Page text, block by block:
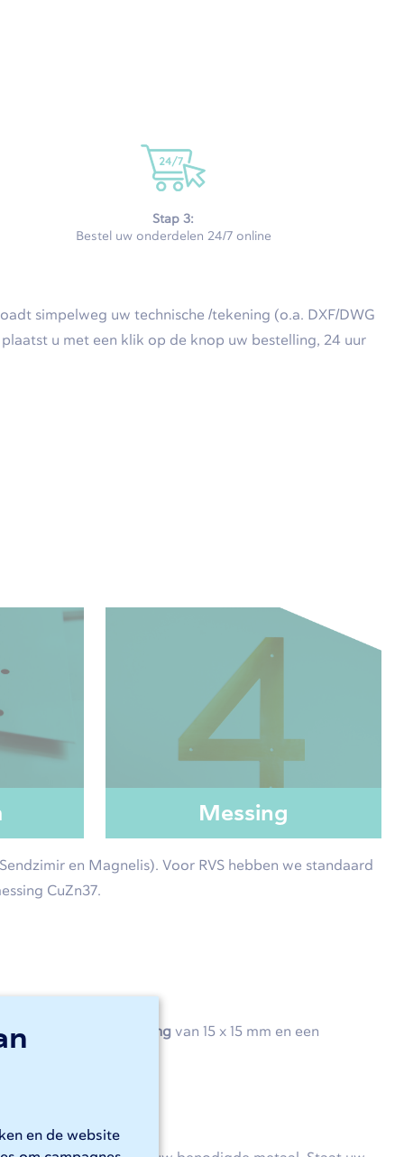
en de website
Stap 3:
Bestel uw onderdelen 24/7 online
simpelweg uw technische /tekening (o.a. DXF/DWG
u met een klik op de knop uw bestelling, 24 uur
Messing
en Magnelis). Voor RVS hebben we standaard
CuZn37.
een minimale afmeting van 15 x 15 mm en een